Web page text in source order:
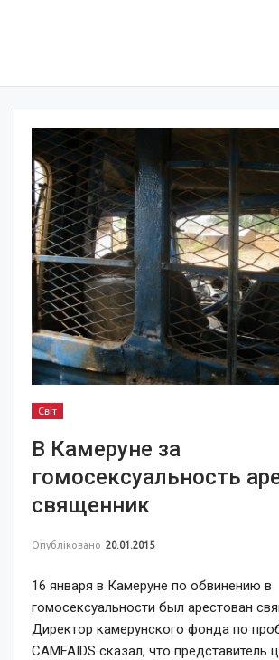
Світ
В Камеруне за
гомосексуальность
священник
Опубліковано 20.01.2015
16 января в Камеруне по обвинению в
гомосексуальности был арестован
Директор камерунского фонда по
CAMFAIDS сказал, что представитель